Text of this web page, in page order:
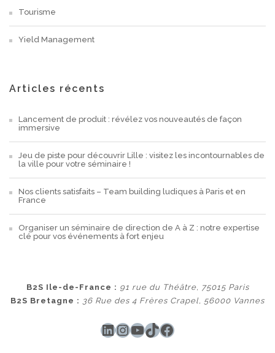
Tourisme
Yield Management
Articles récents
Lancement de produit : révélez vos nouveautés de façon
immersive
Jeu de piste pour découvrir Lille : visitez les incontournables de
la ville pour votre séminaire !
Nos clients satisfaits – Team building ludiques à Paris et en
France
Organiser un séminaire de direction de A à Z : notre expertise
clé pour vos événements à fort enjeu
B2S Ile-de-France : 91 rue du Théâtre, 75015 Paris
B2S Bretagne : 36 Rue des 4 Frères Crapel, 56000 Vannes
LinkedIn
Instagram
YouTube
TikTok
Facebook